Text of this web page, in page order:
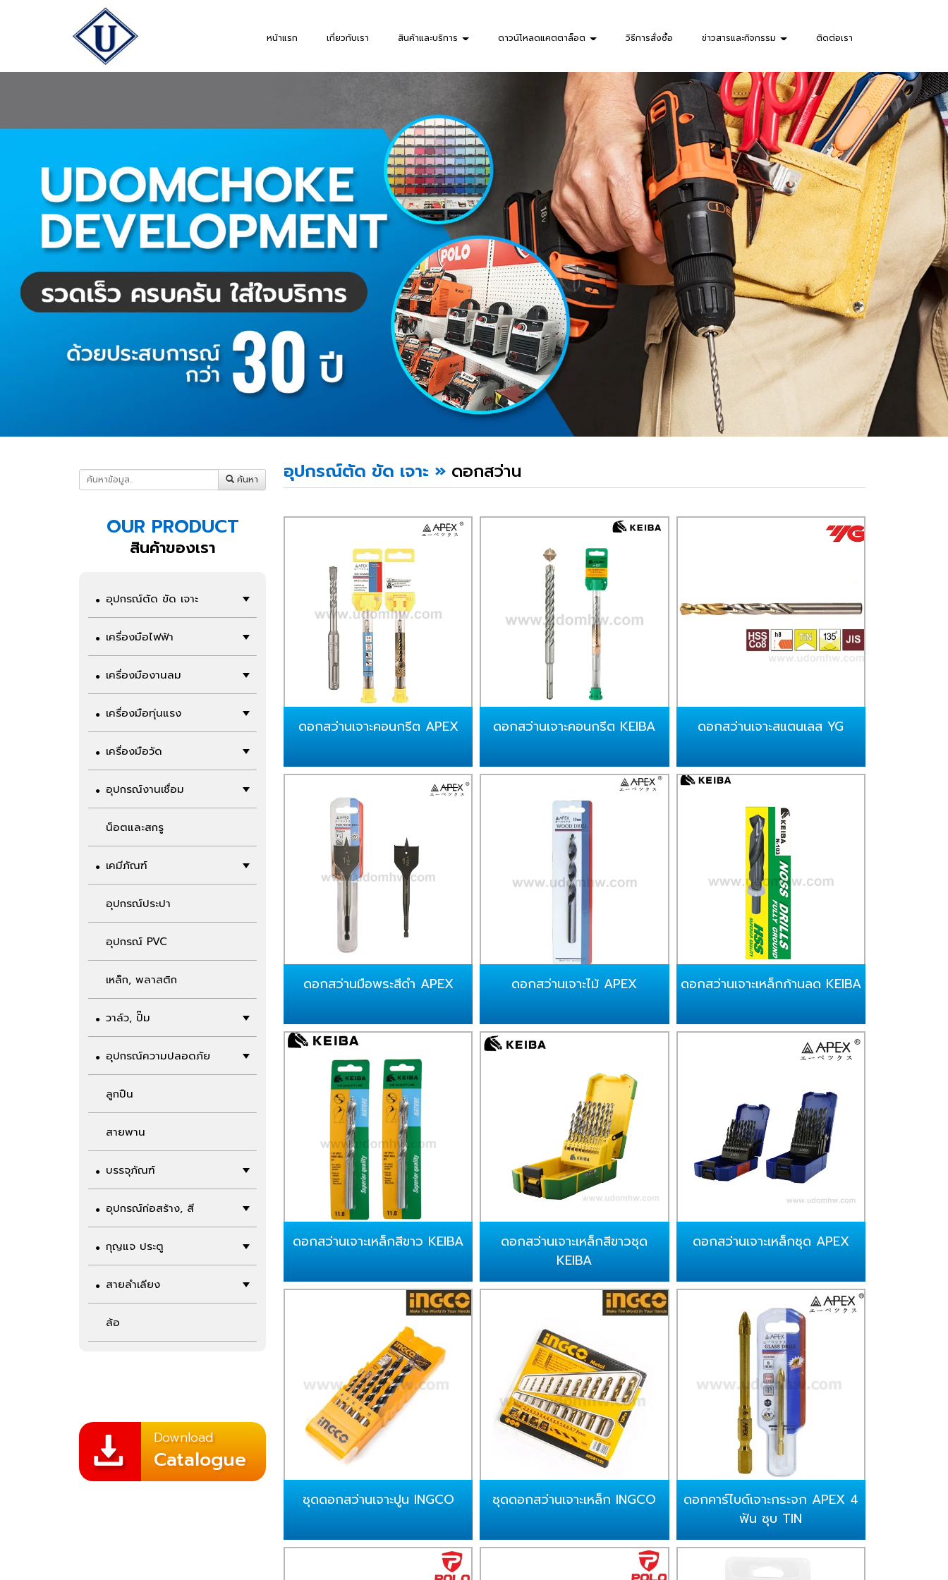
หน้าแรก เกี่ยวกับเรา สินค้าและบริการ ดาวน์โหลดแคตตาล็อต วิธีการสั่งซื้อ ข่าวสารและกิจกรรม ติดต่อเรา
ค้นหา
OUR PRODUCT
สินค้าของเรา
อุปกรณ์ตัด ขัด เจาะ
เครื่องมือไฟฟ้า
เครื่องมืองานลม
เครื่องมือทุ่นแรง
เครื่องมือวัด
อุปกรณ์งานเชื่อม
น็อตและสกรู
เคมีภัณฑ์
อุปกรณ์ประปา
อุปกรณ์ PVC
เหล็ก, พลาสติก
วาล์ว, ปั๊ม
อุปกรณ์ความปลอดภัย
ลูกปืน
สายพาน
บรรจุภัณฑ์
อุปกรณ์ก่อสร้าง, สี
กุญแจ ประตู
สายลำเลียง
ล้อ
Download
Catalogue
อุปกรณ์ตัด ขัด เจาะ » ดอกสว่าน
ดอกสว่านเจาะคอนกรีต APEX ดอกสว่านเจาะคอนกรีต KEIBA ดอกสว่านเจาะสแตนเลส YG
ดอกสว่านมือพระสีดำ APEX ดอกสว่านเจาะไม้ APEX ดอกสว่านเจาะเหล็กก้านลด KEIBA
ดอกสว่านเจาะเหล็กสีขาว KEIBA
ดอกสว่านเจาะเหล็กสีขาวชุด
KEIBA
ดอกสว่านเจาะเหล็กชุด APEX
ชุดดอกสว่านเจาะปูน INGCO ชุดดอกสว่านเจาะเหล็ก INGCO
ดอกคาร์ไบด์เจาะกระจก APEX 4
ฟัน ชุบ TIN